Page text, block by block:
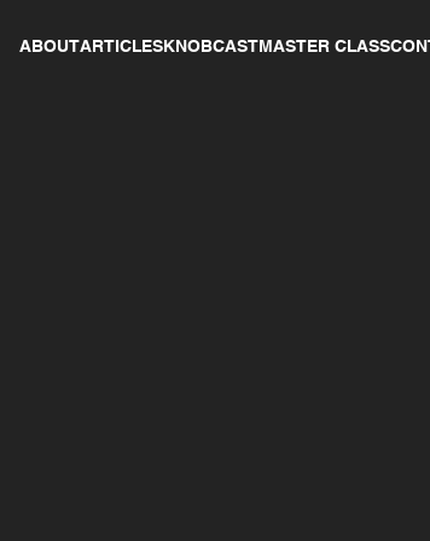
MASTER CLASS
KNOBCAST
ARTICLES
ABOUT